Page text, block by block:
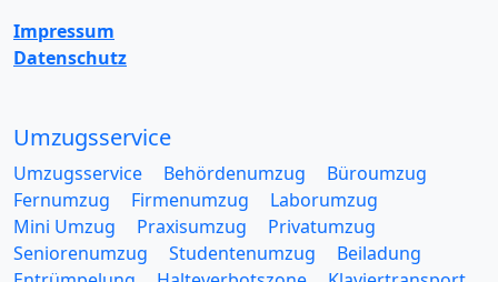
Impressum
Datenschutz
Umzugsservice
Umzugsservice Behördenumzug
Büroumzug
Fernumzug
Firmenumzug
Laborumzug
Mini Umzug
Praxisumzug
Privatumzug
Seniorenumzug
Studentenumzug
Beiladung